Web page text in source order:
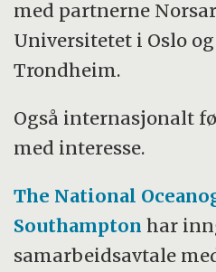
med partnerne
Universitetet i Oslo
Trondheim.
Også internasjonalt
med interesse.
The National
Southampton har
samarbeidsavtale